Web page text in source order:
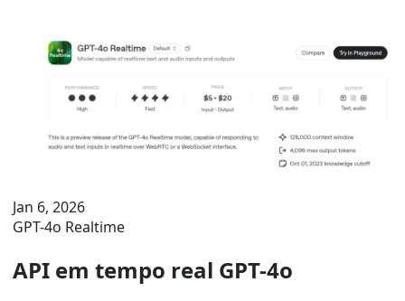
Jan 6, 2026
GPT-4o Realtime
API em tempo real GPT-4o